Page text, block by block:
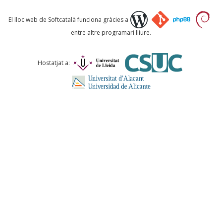
Què proposeu?
Comentari *
El lloc web de Softcatalà funciona gràcies a
entre altre programari lliure.
Hostatjat a: